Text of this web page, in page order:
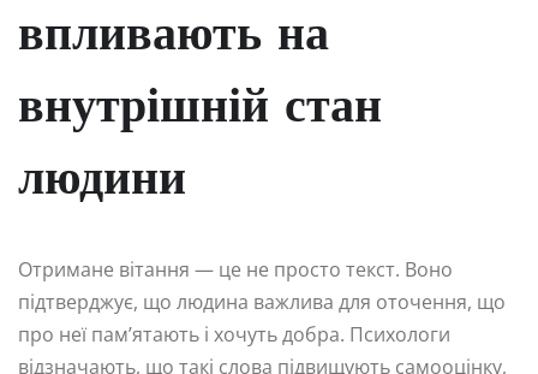
впливають на
внутрішній стан
людини
Отримане вітання — це не просто текст. Воно
підтверджує, що людина важлива для оточення, що
про неї пам’ятають і хочуть добра. Психологи
відзначають, що такі слова підвищують самооцінку,